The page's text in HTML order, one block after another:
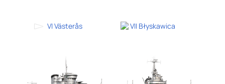
VI Västerås VII Błyskawica